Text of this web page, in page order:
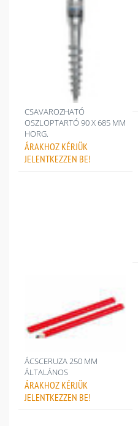
CSAVAROZHATÓ
OSZLOPTARTÓ 90 X 685 MM
HORG.
ÁRAKHOZ KÉRJÜK
JELENTKEZZEN BE!
ÁCSCERUZA 250 MM
ÁLTALÁNOS
ÁRAKHOZ KÉRJÜK
JELENTKEZZEN BE!